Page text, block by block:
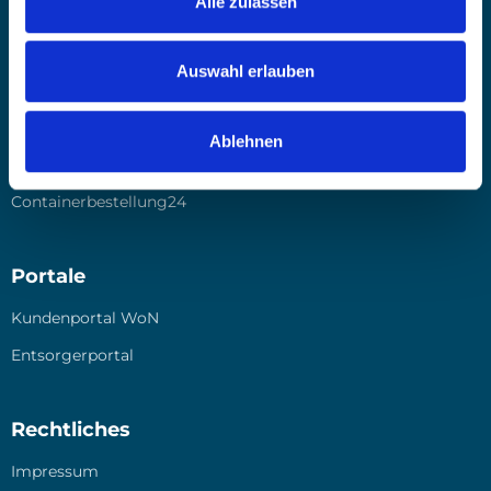
Auswahl erlauben
Ablehnen
Online Shops
Online Akten­ver­nich­tung
Containerbestellung24
Portale
Kun­den­por­tal WoN
Ent­sor­ger­por­tal
Rechtliches
Impres­sum